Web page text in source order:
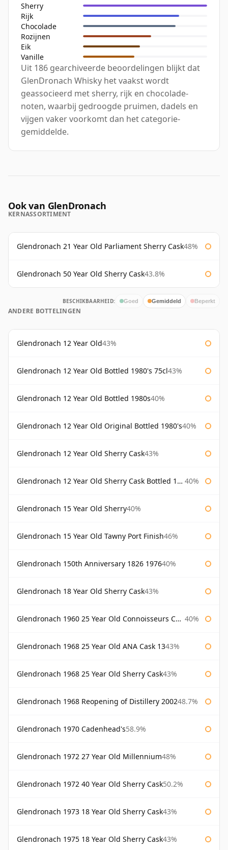
Sherry
Rijk
Chocolade
Rozijnen
Eik
Vanille
Uit 186 gearchiveerde beoordelingen blijkt dat
GlenDronach Whisky het vaakst wordt
geassocieerd met sherry, rijk en chocolade-
noten, waarbij gedroogde pruimen, dadels en
vijgen vaker voorkomt dan het categorie-
gemiddelde.
Ook van GlenDronach
KERNASSORTIMENT
Glendronach 21 Year Old Parliament Sherry Cask48%
Glendronach 50 Year Old Sherry Cask43.8%
BESCHIKBAARHEID: Goed Gemiddeld Beperkt
ANDERE BOTTELINGEN
Glendronach 12 Year Old43%
Glendronach 12 Year Old Bottled 1980's 75cl43%
Glendronach 12 Year Old Bottled 1980s40%
Glendronach 12 Year Old Original Bottled 1980's40%
Glendronach 12 Year Old Sherry Cask43%
Glendronach 12 Year Old Sherry Cask Bottled 1980s 40%
Glendronach 15 Year Old Sherry40%
Glendronach 15 Year Old Tawny Port Finish46%
Glendronach 150th Anniversary 1826 197640%
Glendronach 18 Year Old Sherry Cask43%
Glendronach 1960 25 Year Old Connoisseurs Choice Gordon & Macphail 40%
Glendronach 1968 25 Year Old ANA Cask 1343%
Glendronach 1968 25 Year Old Sherry Cask43%
Glendronach 1968 Reopening of Distillery 200248.7%
Glendronach 1970 Cadenhead's58.9%
Glendronach 1972 27 Year Old Millennium48%
Glendronach 1972 40 Year Old Sherry Cask50.2%
Glendronach 1973 18 Year Old Sherry Cask43%
Glendronach 1975 18 Year Old Sherry Cask43%